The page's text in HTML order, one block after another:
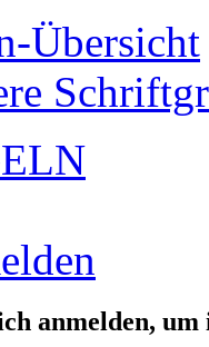
Übersicht
anmelden,